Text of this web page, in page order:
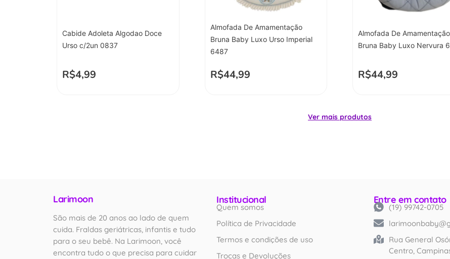
Cabide Adoleta Algodao Doce
Urso c/2un 0837
R$4,99
Almofada De Amamentação
Bruna Baby Luxo Urso Imperial
6487
R$44,99
Almofada De Amamentação
Bruna Baby Luxo Nervura
R$44,99
Ver mais produtos
Larimoon
São mais de 20 anos ao lado de quem
cuida. Fraldas geriátricas, infantis e tudo
para o seu bebê. Na Larimoon, você
encontra tudo o que precisa para cuidar
Institucional
Quem somos
Política de Privacidade
Termos e condições de uso
Trocas e Devoluções
Entre em contato
(19) 99742-0705
Rua General
Centro,